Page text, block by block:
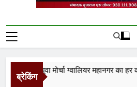
Yug Kranti
News
ब्रेकिंग
युवा मोर्चा ग्वालियर महानगर का हर